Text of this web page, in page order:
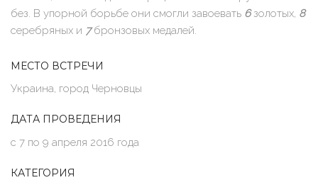
без. В упорной борьбе они смогли завоевать 6золотых, 8
серебряных и 7бронзовых медалей.
МЕСТО ВСТРЕЧИ
Украина, город Черновцы
ДАТА ПРОВЕДЕНИЯ
с 7 по 9 апреля 2016 года
КАТЕГОРИЯ